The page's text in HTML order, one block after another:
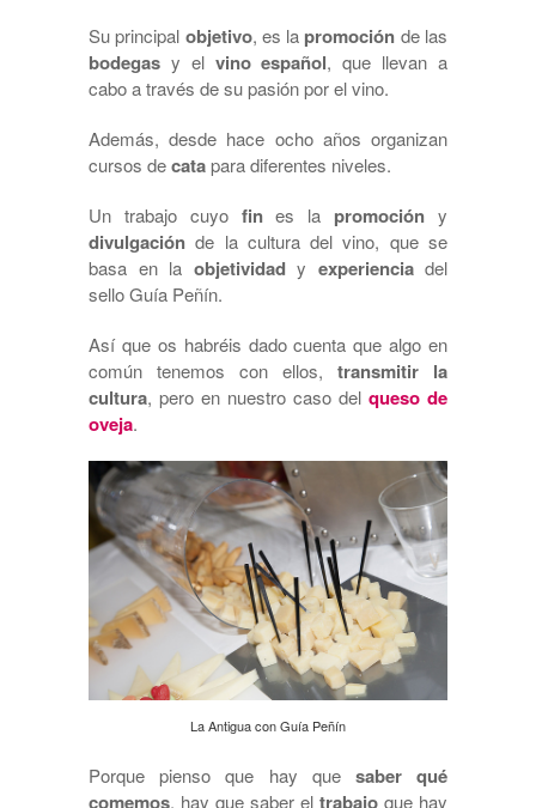
Su principal objetivo, es la promoción de las
bodegas y el vino español, que llevan a
cabo a través de su pasión por el vino.
Además, desde hace ocho años organizan
cursos decatapara diferentes niveles.
Un trabajo cuyofines la promoción y
divulgación de la cultura del vino, que se
basa en la objetividady experienciadel
sello Guía Peñín.
Así que os habréis dado cuenta que algo en
común tenemos con ellos, transmitir la
cultura, pero en nuestro caso del queso de
oveja.
La Antigua con Guía Peñín
Porque pienso que hay que saber qué
comemos, hay que saber el trabajo que hay